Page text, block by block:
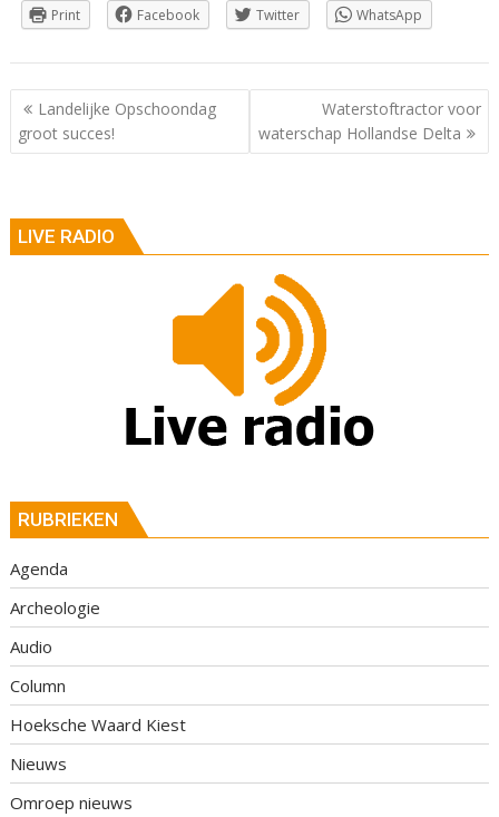
Print Facebook Twitter WhatsApp
Berichtnavigatie
Landelijke Opschoondag
groot succes!
Waterstoftractor voor
waterschap Hollandse Delta
LIVE RADIO
RUBRIEKEN
Agenda
Archeologie
Audio
Column
Hoeksche Waard Kiest
Nieuws
Omroep nieuws